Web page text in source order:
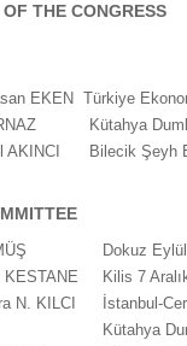
THE CONGRESS
EKEN Türkiye
Kütahya
AKINCI
Bilecik
Dokuz
KESTANE
Kilis 7
N. KILCI
İstanbul-
Kütahya